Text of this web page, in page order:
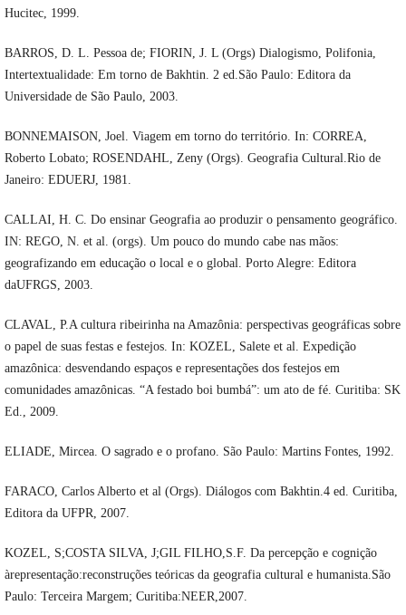
Hucitec, 1999.
BARROS, D. L. Pessoa de; FIORIN, J. L (Orgs) Dialogismo, Polifonia,
Intertextualidade: Em torno de Bakhtin. 2 ed.São Paulo: Editora da
Universidade de São Paulo, 2003.
BONNEMAISON, Joel. Viagem em torno do território. In: CORREA,
Roberto Lobato; ROSENDAHL, Zeny (Orgs). Geografia Cultural.Rio de
Janeiro: EDUERJ, 1981.
CALLAI, H. C. Do ensinar Geografia ao produzir o pensamento geográfico.
IN: REGO, N. et al. (orgs). Um pouco do mundo cabe nas mãos:
geografizando em educação o local e o global. Porto Alegre: Editora
daUFRGS, 2003.
CLAVAL, P.A cultura ribeirinha na Amazônia: perspectivas geográficas sobre
o papel de suas festas e festejos. In: KOZEL, Salete et al. Expedição
amazônica: desvendando espaços e representações dos festejos em
comunidades amazônicas. “A festado boi bumbá”: um ato de fé. Curitiba: SK
Ed., 2009.
ELIADE, Mircea. O sagrado e o profano. São Paulo: Martins Fontes, 1992.
FARACO, Carlos Alberto et al (Orgs). Diálogos com Bakhtin.4 ed. Curitiba,
Editora da UFPR, 2007.
KOZEL, S;COSTA SILVA, J;GIL FILHO,S.F. Da percepção e cognição
àrepresentação:reconstruções teóricas da geografia cultural e humanista.São
Paulo: Terceira Margem; Curitiba:NEER,2007.